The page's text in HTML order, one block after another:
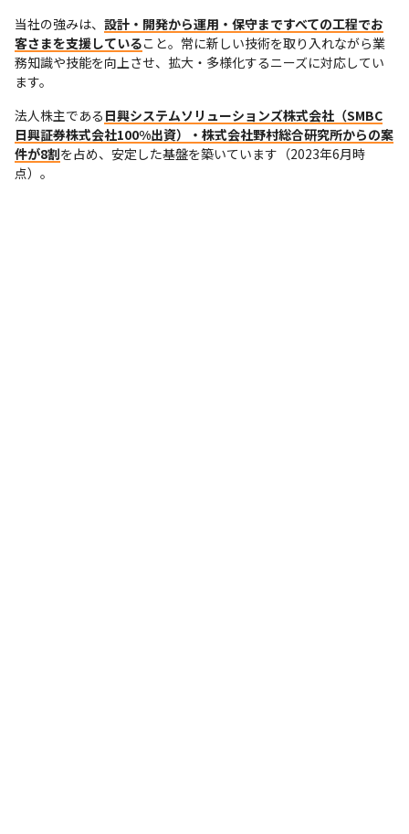
当社の強みは、 設計・開発から運用・保守まですべての工程でお
客さまを支援していること。常に新しい技術を取り入れながら業
務知識や技能を向上させ、拡大・多様化するニーズに対応してい
ます。
法人株主である 日興システムソリューションズ株式会社（SMBC
日興証券株式会社100%出資）・株式会社野村総合研究所からの案
件が8割を占め、安定した基盤を築いています（2023年6月時
点）。